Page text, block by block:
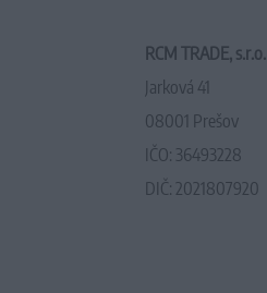
RCM TRADE, s.r.o.
Jarková 41
08001 Prešov
IČO: 36493228
DIČ: 2021807920